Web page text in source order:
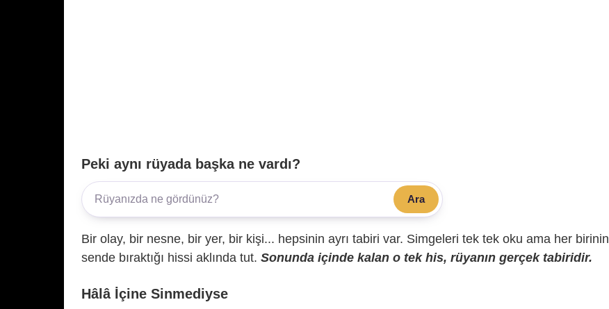
Peki aynı rüyada başka ne vardı?
Ara
Bir olay, bir nesne, bir yer, bir kişi... hepsinin ayrı tabiri var. Simgeleri tek tek oku ama her birinin
sende bıraktığı hissi aklında tut. Sonunda içinde kalan o tek his, rüyanın gerçek tabiridir.
Hâlâ İçine Sinmediyse